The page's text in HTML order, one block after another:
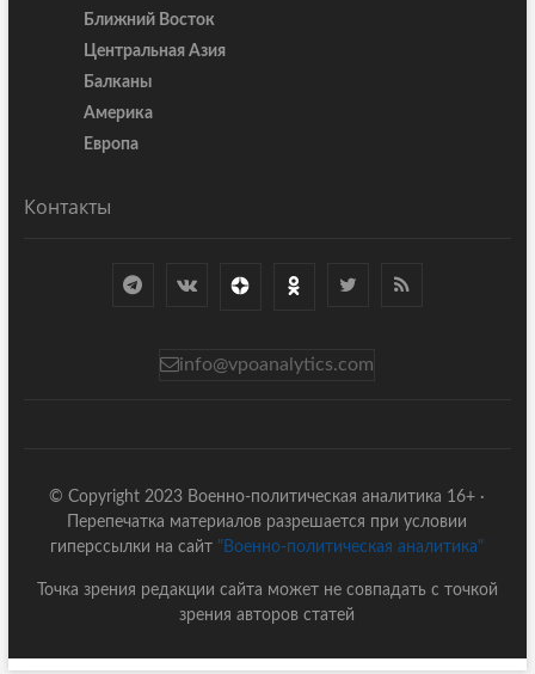
Ближний Восток
Центральная Азия
Балканы
Америка
Европа
Контакты
info@vpoanalytics.com
© Copyright 2023 Военно-политическая аналитика 16+ ·
Перепечатка материалов разрешается при условии
гиперссылки на сайт "Военно-политическая аналитика"
Точка зрения редакции сайта может не совпадать с точкой
зрения авторов статей